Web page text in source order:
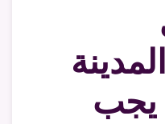
يجب